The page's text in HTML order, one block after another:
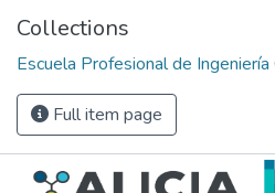
Collections
Escuela Profesional de Ingeniería
Full item page